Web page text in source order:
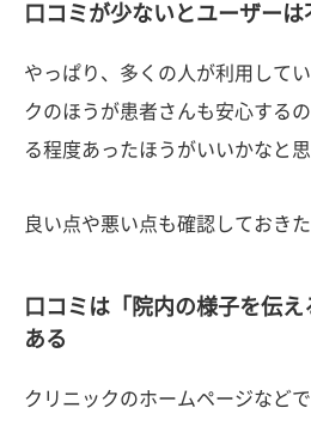
口コミが少ないとユーザーは
やっぱり、多くの人が利用して
クのほうが患者さんも安心する
る程度あったほうがいいかなと思
良い点や悪い点も確認しておきた
口コミは「院内の様子を伝
ある
クリニックのホームページなど